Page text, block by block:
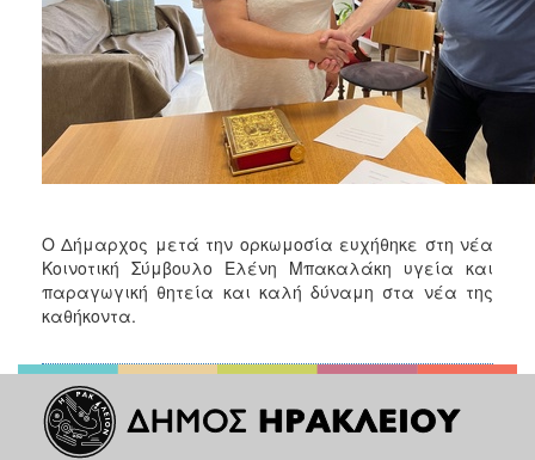
2006
ΤΟΠΟΣ
ΑΝΘΕΚΤΙΚΗ
ΠΟΛΗ
Ο Δήμαρχος μετά την ορκωμοσία ευχήθηκε στη νέα
Κοινοτική Σύμβουλο Ελένη Μπακαλάκη υγεία και
παραγωγική θητεία και καλή δύναμη στα νέα της
καθήκοντα.